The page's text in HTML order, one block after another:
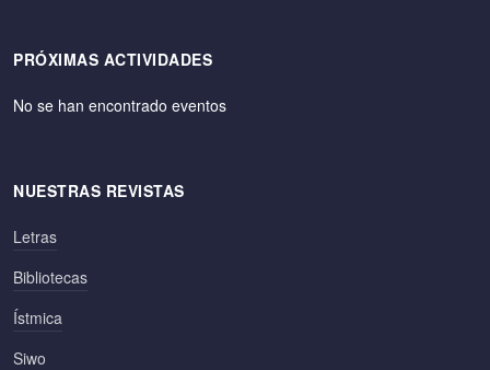
PRÓXIMAS ACTIVIDADES
No se han encontrado eventos
NUESTRAS REVISTAS
Letras
Bibliotecas
Ístmica
Siwo